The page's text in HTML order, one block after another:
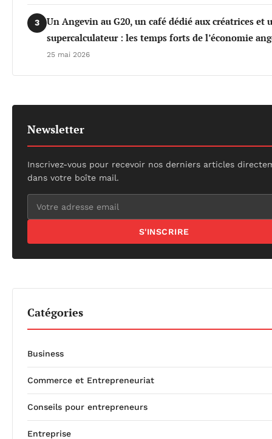
3
Un Angevin au G20, un café dédié aux créatrices et
supercalculateur : les temps forts de l’économie
25 mai 2026
Newsletter
Inscrivez-vous pour recevoir nos derniers articles
dans votre boîte mail.
S'INSCRIRE
Catégories
Business
Commerce et Entrepreneuriat
Conseils pour entrepreneurs
Entreprise